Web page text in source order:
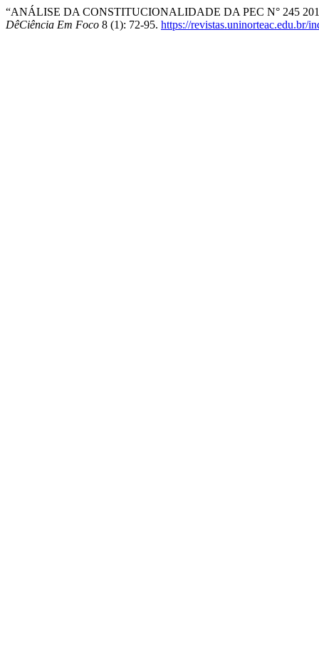
“ANÁLISE DA CONSTITUCIONALIDADE DA PEC N° 245
DêCiência Em Foco 8 (1): 72-95. https://revistas.uninorteac.edu.br/